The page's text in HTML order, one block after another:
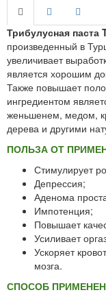
Трибулусная паста
произведенный в
увеличивает
является хорошим
Также повышает
ингредиентом
женьшенем, медом,
дерева и другими
ПОЛЬЗА ОТ
Стимулирует
Депрессия;
Аденома
Импотенция;
Повышает
Усиливает
Ускоряет
мозга.
СПОСОБ